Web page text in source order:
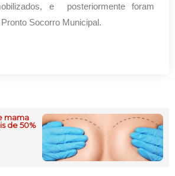
e posteriormente foram
Socorro Municipal.
mama
de 50%